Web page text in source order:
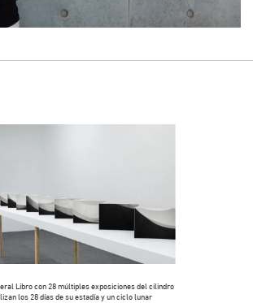
Libro con 28 múltiples exposiciones del cilindro
los 28 días de su estadía y un ciclo lunar